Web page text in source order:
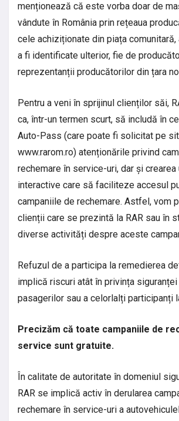
menționează că este vorba doar de
vândute în România prin rețeaua
cele achiziționate din piața comunitară,
a fi identificate ulterior, fie de
reprezentanții producătorilor din țara
Pentru a veni în sprijinul clienților săi,
ca, într-un termen scurt, să includă în
Auto-Pass (care poate fi solicitat pe
www.rarom.ro) atenționările privind
rechemare în service-uri, dar și
interactive care să faciliteze accesul
campaniile de rechemare. Astfel, vom
clienții care se prezintă la RAR sau în
diverse activități despre aceste
Refuzul de a participa la remedierea
implică riscuri atât în privința
pasagerilor sau a celorlalți participanți
Precizăm că toate campaniile de
service sunt gratuite.
În calitate de autoritate în domeniul
RAR se implică activ în derularea
rechemare în service-uri a